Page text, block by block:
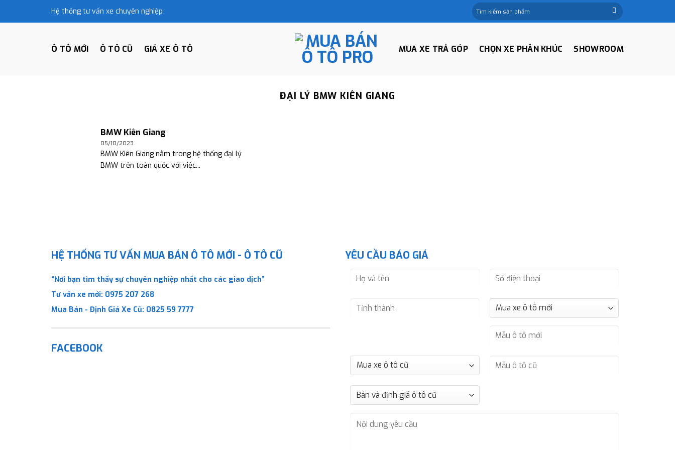
Hệ thống tư vấn xe chuyên nghiệp
Tìm
kiếm:
Ô TÔ MỚI Ô TÔ CŨ GIÁ XE Ô TÔ MUA XE TRẢ GÓP CHỌN XE PHÂN KHÚC SHOWROOM
ĐẠI LÝ BMW KIÊN GIANG
BMW Kiên Giang
05/10/2023
BMW Kiên Giang nằm trong hệ thống đại lý
BMW trên toàn quốc với việc...
HỆ THỐNG TƯ VẤN MUA BÁN Ô TÔ MỚI - Ô TÔ CŨ
“Nơi bạn tìm thấy sự chuyên nghiệp nhất cho các giao dịch”
Tư vấn xe mới: 0975 207 268
Mua Bán - Định Giá Xe Cũ: 0825 59 7777
FACEBOOK
YÊU CẦU BÁO GIÁ